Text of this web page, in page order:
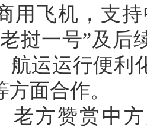
用飞机，支
挝一号”及后
航运运行便利
面合作。
老方赞赏中